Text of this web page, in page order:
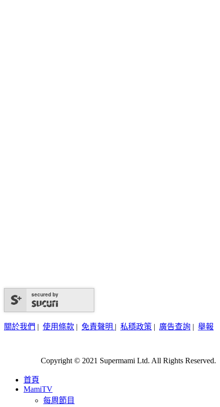
secured by
關於我們 | 使用條款 | 免責聲明 | 私穩政策 | 廣告查詢 | 舉報
Copyright © 2021 Supermami Ltd. All Rights Reserved.
首頁
MamiTV
每周節目